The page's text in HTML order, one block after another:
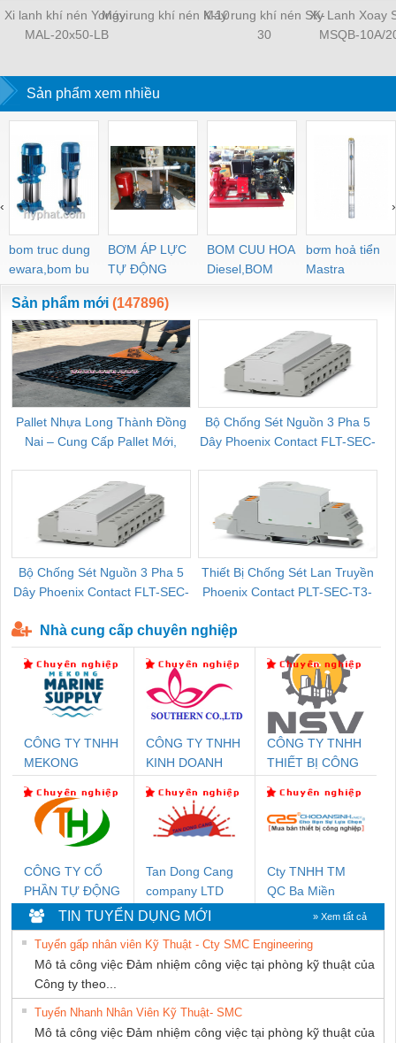
Xi lanh khí nén Yongyi
MAL-20x50-LB
Máy rung khí nén K-10Máy rung khí nén SK-
30
Xy Lanh Xoay
MSQB-10A/
Sản phẩm xem nhiều
bom truc dung
ewara,bom bu
ewara
BƠM ÁP LỰC
TỰ ĐỘNG
BOM CUU HOA
Diesel,BOM
CHUA CHAY
bơm hoả tiển
Mastra
‹ ›
Sản phẩm mới (147896)
Pallet Nhựa Long Thành Đồng
Nai – Cung Cấp Pallet Mới,
Bộ Chống Sét Nguồn 3 Pha 5
Dây Phoenix Contact FLT-SEC-
Bộ Chống Sét Nguồn 3 Pha 5
Dây Phoenix Contact FLT-SEC-
Thiết Bị Chống Sét Lan Truyền
Phoenix Contact PLT-SEC-T3-
Nhà cung cấp chuyên nghiệp
CÔNG TY TNHH
MEKONG
CÔNG TY TNHH
KINH DOANH
PHƯƠNG NAM
CÔNG TY TNHH
THIẾT BỊ CÔNG
SETSUBI VIỆT
NAM
CÔNG TY CỔ
PHẦN TỰ ĐỘNG
TIẾN HƯNG
Tan Dong Cang
company LTD
Cty TNHH TM
QC Ba Miền
TIN TUYỂN DỤNG MỚI » Xem tất cả
Tuyển gấp nhân viên Kỹ Thuật - Cty SMC Engineering
Mô tả công việc Đảm nhiệm công việc tại phòng kỹ thuật của
Công ty theo...
Tuyển Nhanh Nhân Viên Kỹ Thuật- SMC
Mô tả công việc Đảm nhiệm công việc tại phòng kỹ thuật của